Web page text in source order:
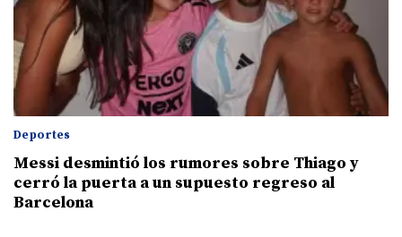
Deportes
Messi desmintió los rumores sobre Thiago y
cerró la puerta a un supuesto regreso al
Barcelona